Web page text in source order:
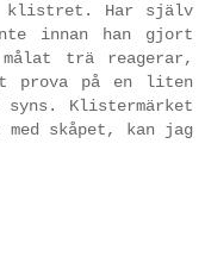
klistret. Har själv
innan han gjort
trä reagerar,
prova på en liten
Klistermärket
skåpet, kan jag